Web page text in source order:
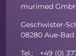
murimed
Geschwister-
08280 Aue-Bad
Tel.: +49 (0)